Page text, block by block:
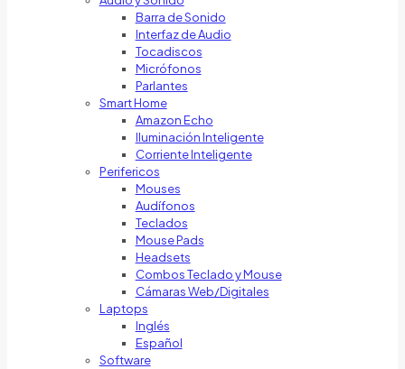
Barra de Sonido
Interfaz de Audio
Tocadiscos
Micrófonos
Parlantes
Smart Home
Amazon Echo
Iluminación Inteligente
Corriente Inteligente
Perifericos
Mouses
Audífonos
Teclados
Mouse Pads
Headsets
Combos Teclado y Mouse
Cámaras Web/Digitales
Laptops
Inglés
Español
Software